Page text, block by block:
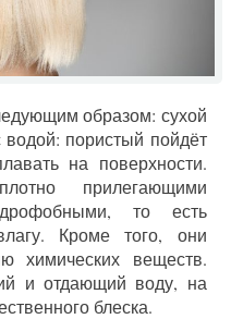
образом: сухой
пористый пойдёт
на поверхности.
прилегающими
то есть
Кроме того, они
химических веществ.
и отдающий воду, на
блеска.